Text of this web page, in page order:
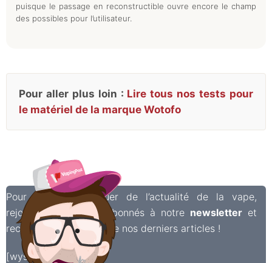
puisque le passage en reconstructible ouvre encore le champ
des possibles pour l’utilisateur.
Pour aller plus loin : Lire tous nos tests pour
le matériel de la marque Wotofo
Pour ne rien manquer de l’actualité de la vape,
rejoignez les 7 000 abonnés à notre newsletteret
recevez chaque semaine nos derniers articles !
[wysija_form id=”2″]